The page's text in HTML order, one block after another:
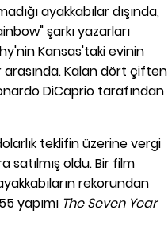
ayakkabılar dışında,
şarkı yazarları
Kansas'taki evinin
arasında. Kalan dört çiften
DiCaprio tarafından
teklifin üzerine vergi
oldu. Bir film
rekorundan
yapımı The Seven Year